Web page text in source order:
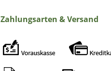
Zahlungsarten & Versand